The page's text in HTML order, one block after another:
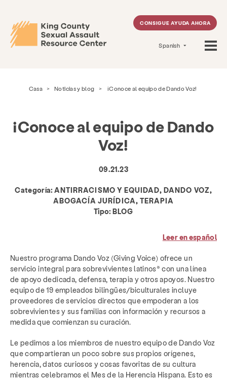
CONSIGUE AYUDA AHORA
Spanish
Casa > Noticias y blog > ¡Conoce al equipo de Dando Voz!
¡Conoce al equipo de Dando
Voz!
09.21.23
Categoría:ANTIRRACISMO Y EQUIDAD, DANDO VOZ,
ABOGACÍA JURÍDICA, TERAPIA
Tipo: BLOG
Leer en español
Nuestro programa Dando Voz (Giving Voice) ofrece un
servicio integral para sobrevivientes latinos* con una línea
de apoyo dedicada, defensa, terapia y otros apoyos. Nuestro
equipo de 19 empleados bilingües/biculturales incluye
proveedores de servicios directos que empoderan a los
sobrevivientes y sus familias con información y recursos a
medida que comienzan su curación.
Le pedimos a los miembros de nuestro equipo de Dando Voz
que compartieran un poco sobre sus propios orígenes,
herencia, datos curiosos y cosas favoritas de su cultura
mientras celebramos el Mes de la Herencia Hispana. Esto es